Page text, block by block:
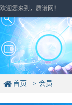
欢迎您来到，质谱网！
首页 会员